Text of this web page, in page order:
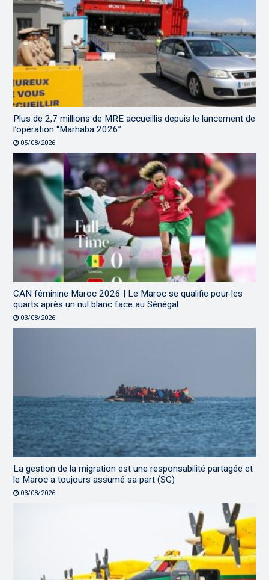
Plus de 2,7 millions de MRE accueillis depuis le lancement de
l’opération “Marhaba 2026”
05/08/2026
CAN féminine Maroc 2026 | Le Maroc se qualifie pour les
quarts après un nul blanc face au Sénégal
03/08/2026
La gestion de la migration est une responsabilité partagée et
le Maroc a toujours assumé sa part (SG)
03/08/2026